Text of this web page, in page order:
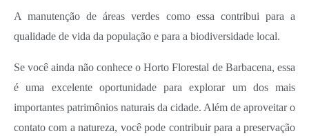
A manutenção de áreas verdes como essa contribui para a
qualidade de vida da população e para a biodiversidade local.
Se você ainda não conhece o Horto Florestal de Barbacena, essa
é uma excelente oportunidade para explorar um dos mais
importantes patrimônios naturais da cidade. Além de aproveitar o
contato com a natureza, você pode contribuir para a preservação